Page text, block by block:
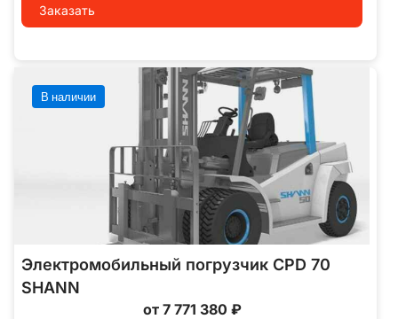
Заказать
В наличии
Электромобильный погрузчик CPD 70
SHANN
от 7 771 380 ₽